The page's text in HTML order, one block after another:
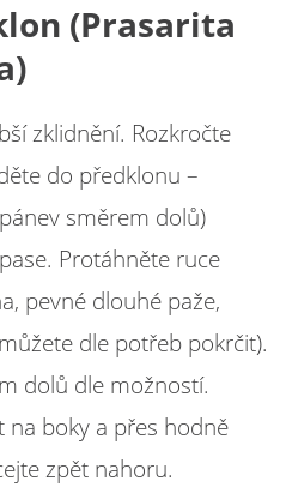
(Prasarita
zklidnění. Rozkročte
do předklonu –
směrem dolů)
Protáhněte ruce
pevné dlouhé paže,
dle potřeb pokrčit).
dolů dle možností.
na boky a přes hodně
zpět nahoru.